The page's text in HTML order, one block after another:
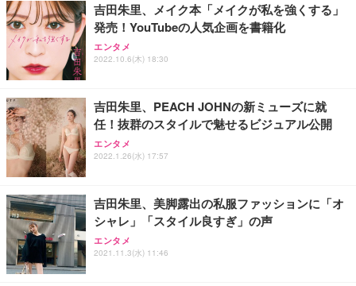
吉田朱里、メイク本「メイクが私を強くする」
発売！YouTubeの人気企画を書籍化
エンタメ
2022.10.6(木) 18:30
吉田朱里、PEACH JOHNの新ミューズに就
任！抜群のスタイルで魅せるビジュアル公開
エンタメ
2022.1.26(水) 17:57
吉田朱里、美脚露出の私服ファッションに「オ
シャレ」「スタイル良すぎ」の声
エンタメ
2021.11.3(水) 11:46